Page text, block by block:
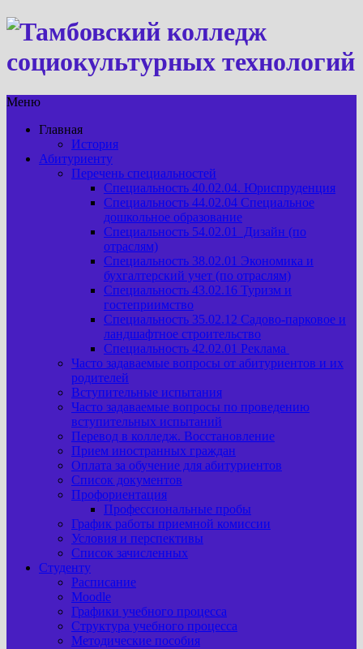
Меню
Главная
История
Абитуриенту
Перечень специальностей
Специальность 40.02.04. Юриспруденция
Специальность 44.02.04 Специальное
дошкольное образование
Специальность 54.02.01 Дизайн (по
отраслям)
Специальность 38.02.01 Экономика и
бухгалтерский учет (по отраслям)
Специальность 43.02.16 Туризм и
гостеприимство
Специальность 35.02.12 Садово-парковое и
ландшафтное строительство
Специальность 42.02.01 Реклама
Часто задаваемые вопросы от абитуриентов и их
родителей
Вступительные испытания
Часто задаваемые вопросы по проведению
вступительных испытаний
Перевод в колледж. Восстановление
Прием иностранных граждан
Оплата за обучение для абитуриентов
Список документов
Профориентация
Профессиональные пробы
График работы приемной комиссии
Условия и перспективы
Список зачисленных
Студенту
Расписание
Moodle
Графики учебного процесса
Структура учебного процесса
Методические пособия